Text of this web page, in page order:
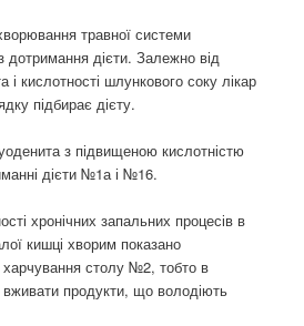
травної системи
дотримання дієти. Залежно від
кислотності шлункового соку лікар
підбирає дієту.
з підвищеною кислотністю
дієти №1а і №16.
хронічних запальних процесів в
кишці хворим показано
столу №2, тобто в
вживати продукти, що володіють